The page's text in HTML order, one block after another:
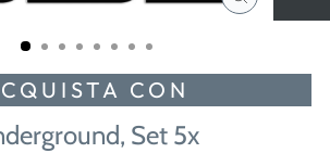
CHIUDI
CON
Set 5x